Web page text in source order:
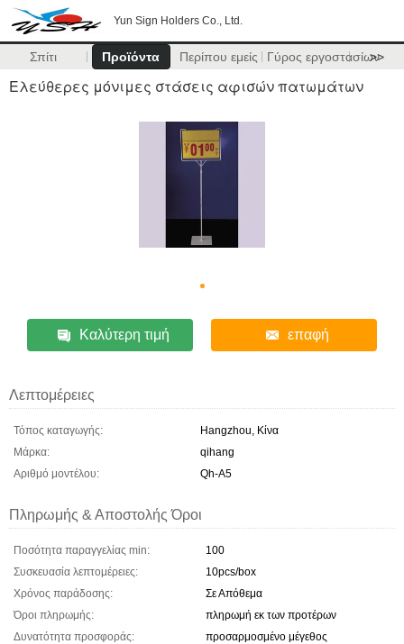
Yun Sign Holders Co., Ltd.
Σπίτι Προϊόντα Περίπου εμείς Γύρος εργοστασίων
>>
Ελεύθερες μόνιμες στάσεις αφισών πατωμάτων
Καλύτερη τιμή επαφή
Λεπτομέρειες
Τόπος καταγωγής:
Hangzhou, Κίνα
Μάρκα:
qihang
Αριθμό μοντέλου:
Qh-A5
Πληρωμής & Αποστολής Όροι
Ποσότητα παραγγελίας min:
100
Συσκευασία λεπτομέρειες:
10pcs/box
Χρόνος παράδοσης:
Σε Απόθεμα
Όροι πληρωμής:
πληρωμή εκ των προτέρων
Δυνατότητα προσφοράς:
προσαρμοσμένο μέγεθος